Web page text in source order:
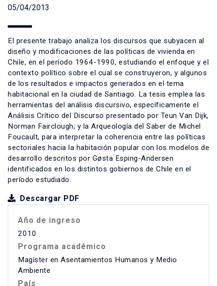
05/04/2013
El presente trabajo analiza los discursos que subyacen al
diseño y modificaciones de las políticas de vivienda en
Chile, en el período 1964-1990, estudiando el enfoque y el
contexto político sobre el cual se construyeron, y algunos
de los resultados e impactos generados en el tema
habitacional en la ciudad de Santiago. La tesis emplea las
herramientas del análisis discursivo, específicamente el
Análisis Crítico del Discurso presentado por Teun Van Dijk,
Norman Fairclough; y la Arqueología del Saber de Michel
Foucault, para interpretar la coherencia entre las políticas
sectoriales hacia la habitación popular con los modelos de
desarrollo descritos por Gøsta Esping-Andersen
identificados en los distintos gobiernos de Chile en el
período estudiado.
Descargar PDF
Año de ingreso
2010
Programa académico
Magíster en Asentamientos Humanos y Medio
Ambiente
País